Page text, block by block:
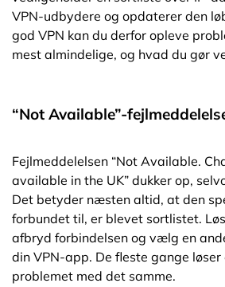
VPN-udbydere og opdaterer den
god VPN kan du derfor opleve
mest almindelige, og hvad du gør
“Not Available”-
Fejlmeddelelsen “Not Available.
available in the UK” dukker op,
Det betyder næsten altid, at den
forbundet til, er blevet sortlistet.
afbryd forbindelsen og vælg en
din VPN-app. De fleste gange
problemet med det samme.